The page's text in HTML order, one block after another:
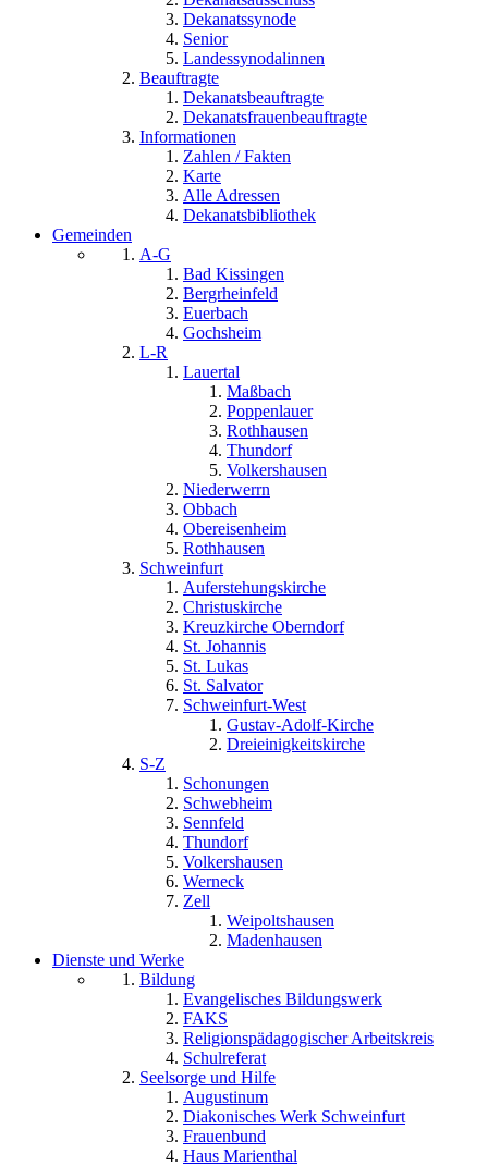
Dekanatssynode
Senior
Landessynodalinnen
Beauftragte
Dekanatsbeauftragte
Dekanatsfrauenbeauftragte
Informationen
Zahlen / Fakten
Karte
Alle Adressen
Dekanatsbibliothek
Gemeinden
A-G
Bad Kissingen
Bergrheinfeld
Euerbach
Gochsheim
L-R
Lauertal
Maßbach
Poppenlauer
Rothhausen
Thundorf
Volkershausen
Niederwerrn
Obbach
Obereisenheim
Rothhausen
Schweinfurt
Auferstehungskirche
Christuskirche
Kreuzkirche Oberndorf
St. Johannis
St. Lukas
St. Salvator
Schweinfurt-West
Gustav-Adolf-Kirche
Dreieinigkeitskirche
S-Z
Schonungen
Schwebheim
Sennfeld
Thundorf
Volkershausen
Werneck
Zell
Weipoltshausen
Madenhausen
Dienste und Werke
Bildung
Evangelisches Bildungswerk
FAKS
Religionspädagogischer Arbeitskreis
Schulreferat
Seelsorge und Hilfe
Augustinum
Diakonisches Werk Schweinfurt
Frauenbund
Haus Marienthal